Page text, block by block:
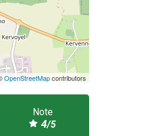
OpenStreetMapcontributors
Note
4/5